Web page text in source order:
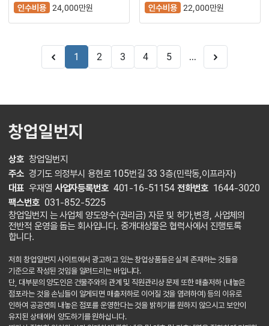
인수비용 24,000만원
인수비용 22,000만원
1 2 3 4 5 ...
창업일번지
상호 창업일번지
주소 경기도 의정부시 용현로 105번길 33 3층(민락동,이프라자)
대표 우재열 사업자등록번호 401-16-51154 전화번호 1644-3020
팩스번호 031-852-5225
창업일번지 는 사업체 양도양수(권리금) 자문 및 허가,변경, 사업체의
전반적 운영을 돕는 회사입니다. 중개대상물은 협력사에서 진행토록
합니다.
저희 창업일번지 사이트에서 광고하고 있는 창업상품들은 실제 존재하는 것들을
기준으로 작성된 것임을 알려드리는 바입니다.
단, 대부분의 양도인은 건물주와의 관계 및 직원관리상 문제 또한 매출저하 (내놓은
점포라는 것을 손님들이 알게되면 매출저하로 이어질 것을 염려하여) 등의 이유로
인하여 공공연희 내놓은 점포를 운영한다는 것을 밝히기를 원하지 않으시고 보안이
유지된 상태에서 양도하기를 원하십니다.